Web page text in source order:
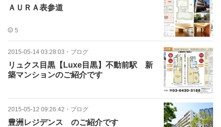
ＡＵＲＡ表参道
5
2015-05-14 03:28:03 ・ ブログ
リュクス目黒【Luxe目黒】不動前駅 新
築マンションのご紹介です
2015-05-12 09:26:42 ・ ブログ
豊洲レジデンス のご紹介です